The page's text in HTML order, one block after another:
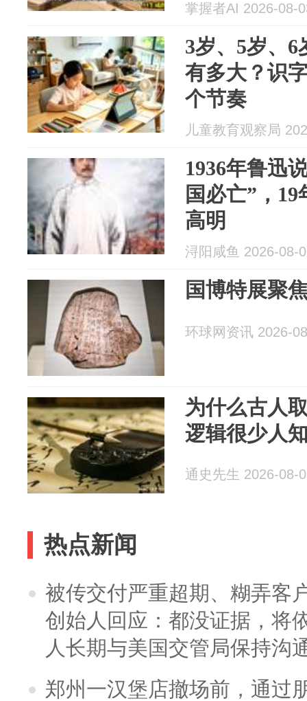
掌握者AI 2026-08-
3岁、5岁、
有多大？识
个节奏
儿童教育观察局
1936年鲁迅
国必亡”，
高明
浔阳咸鱼 2026-08-
国博特展聚
环球网资讯 2026-
为什么古人
逻辑很少人
通史先生 2026-08-
热点新闻
被传交付严重超期、糊弄客
创始人回应：都没证据，将
人长期与美国交管局保持沟
郑州一汉堡店撤场前，通过